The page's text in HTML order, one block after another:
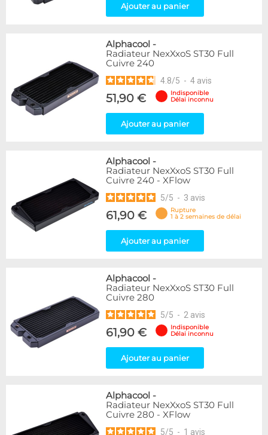
Ajouter au panier
Alphacool -
Radiateur NexXxoS ST30 Full
Cuivre 240
4.8/5 - 4 avis
51,90 €
Indisponible
Délai inconnu
Ajouter au panier
Alphacool -
Radiateur NexXxoS ST30 Full
Cuivre 240 - XFlow
5/5 - 3 avis
61,90 €
Rupture
1 à 2 semaines de délai
Ajouter au panier
Alphacool -
Radiateur NexXxoS ST30 Full
Cuivre 280
5/5 - 2 avis
61,90 €
Indisponible
Délai inconnu
Ajouter au panier
Alphacool -
Radiateur NexXxoS ST30 Full
Cuivre 280 - XFlow
5/5 - 1 avis